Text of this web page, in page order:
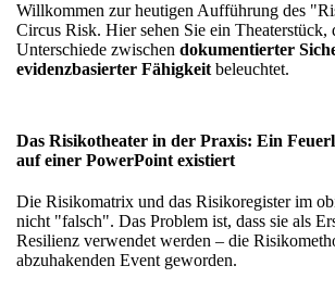
Willkommen zur heutigen Aufführung des
Circus Risk. Hier sehen Sie ein Theaterstück,
Unterschiede zwischen dokumentierter
evidenzbasierter Fähigkeit beleuchtet.
Das Risikotheater in der Praxis: Ein
auf einer PowerPoint existiert
Die Risikomatrix und das Risikoregister im
nicht "falsch". Das Problem ist, dass sie als
Resilienz verwendet werden – die
abzuhakenden Event geworden.